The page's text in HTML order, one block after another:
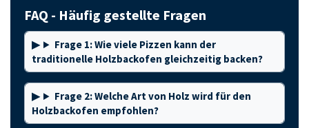
FAQ - Häufig gestellte Fragen
Frage 1: Wie viele Pizzen kann der
traditionelle Holzbackofen gleichzeitig backen?
Frage 2: Welche Art von Holz wird für den
Holzbackofen empfohlen?